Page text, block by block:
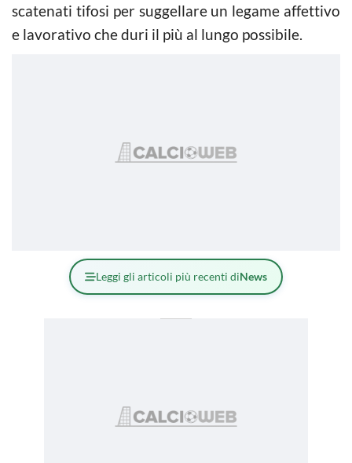
scatenati tifosi per suggellare un legame affettivo
e lavorativo che duri il più al lungo possibile.
Leggi gli articoli più recenti diNews